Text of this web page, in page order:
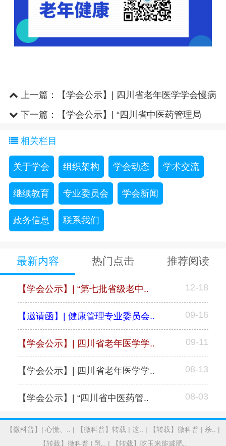
上一篇：
【学会公示】| 四川省老年医学学会慢病
管理专业委员会第二届主..
下一篇：
【学会公示】| “四川省中医药管理局
相关栏目
关于学会 组织架构 学会动态 学术交流
继续教育 专业委员会 学会新闻
政务信息 联系我们
最新内容 热门点击 推荐阅读
【学会公示】| “第七批省级老中.. 12-18
【邀请函】| 健康管理专业委员会.. 09-16
【学会公示】| 四川省老年医学学.. 09-11
【学会公示】| 四川省老年医学学.. 08-13
【学会公示】| “四川省中医药管.. 08-03
【微科普】| 心慌、.. | 【微科普】转载 | 这.. | 【转载】微科普 | 杀..
|
【转载】微科普 | 乳..
| 【转载】吃玉米能减肥..